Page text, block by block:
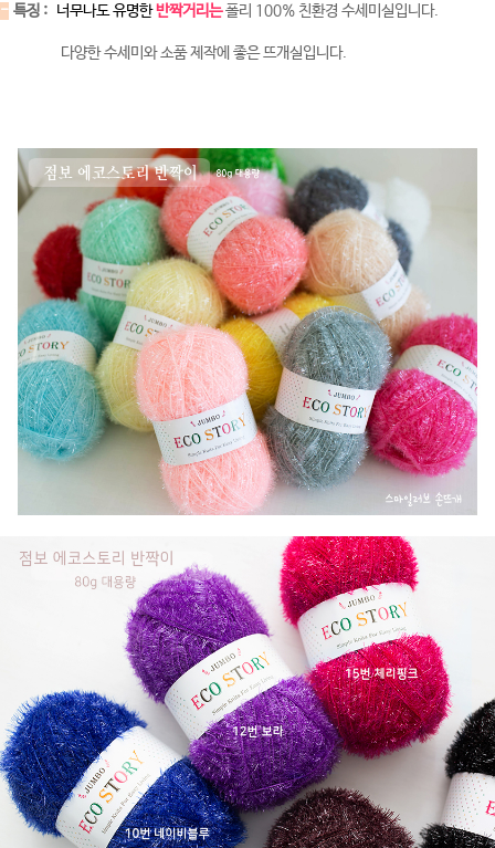
- 특징 : 너무나도 유명한반짝거리는폴리 100% 친환경 수세미실입니다.
다양한 수세미와 소품 제작에 좋은 뜨개실입니다.